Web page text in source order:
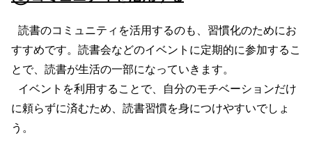
読書のコミュニティを活用するのも、習慣化のためにお
すすめです。読書会などのイベントに定期的に参加するこ
とで、読書が生活の一部になっていきます。
イベントを利用することで、自分のモチベーションだけ
に頼らずに済むため、読書習慣を身につけやすいでしょ
う。